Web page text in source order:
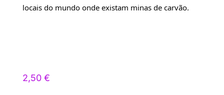
locais do mundo onde existam minas de carvão.
2,50 €